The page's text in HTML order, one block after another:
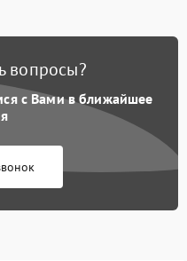
вопросы?
с Вами в ближайшее